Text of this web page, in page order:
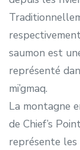
saumon est
représenté
mi’gmaq.
La montagne
de Chief’s
représente les